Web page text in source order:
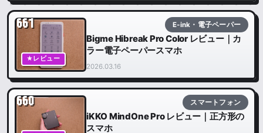
★レビュー
661 E-ink・電子ペーパー
Bigme Hibreak Pro Color レビュー｜カ
ラー電子ペーパースマホ
2026.03.16
660 スマートフォン
iKKO MindOne Pro レビュー｜正方形の
スマホ